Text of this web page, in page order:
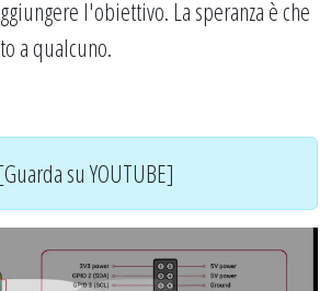
l'obiettivo. La speranza è che
a qualcuno.
su YOUTUBE]